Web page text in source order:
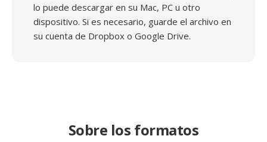
lo puede descargar en su Mac, PC u otro
dispositivo. Si es necesario, guarde el archivo en
su cuenta de Dropbox o Google Drive.
Sobre los formatos